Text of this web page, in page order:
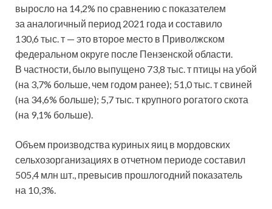
выросло на 14,2% по сравнению с показателем
за аналогичный период 2021 года и составило
130,6 тыс. т — это второе место в Приволжском
федеральном округе после Пензенской области.
В частности, было выпущено 73,8 тыс. т птицы на убой
(на 3,7% больше, чем годом ранее); 51,0 тыс. т свиней
(на 34,6% больше); 5,7 тыс. т крупного рогатого скота
(на 9,1% больше).
Объем производства куриных яиц в мордовских
сельхозорганизациях в отчетном периоде составил
505,4 млн шт., превысив прошлогодний показатель
на 10,3%.